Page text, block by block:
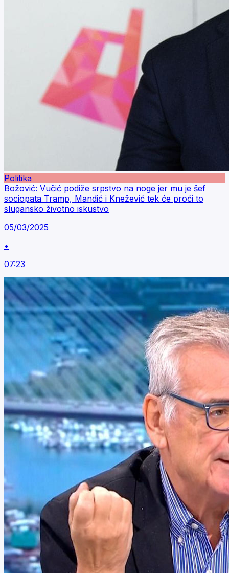
Politika
Božović: Vučić podiže srpstvo na noge jer mu je šef
sociopata Tramp, Mandić i Knežević tek će proći to
slugansko životno iskustvo
05/03/2025
•
07:23